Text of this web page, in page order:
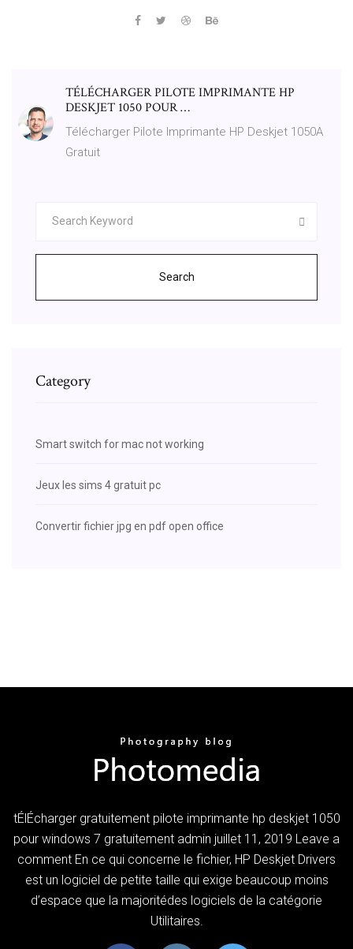
TÉLÉCHARGER PILOTE IMPRIMANTE HP
DESKJET 1050 POUR …
Télécharger Pilote Imprimante HP Deskjet 1050A
Gratuit
Search
Category
Smart switch for mac not working
Jeux les sims 4 gratuit pc
Convertir fichier jpg en pdf open office
tÉlÉcharger gratuitement pilote imprimante hp deskjet 1050
pour windows 7 gratuitement admin juillet 11, 2019 Leave a
comment En ce qui concerne le fichier, HP Deskjet Drivers
est un logiciel de petite taille qui exige beaucoup moins
d’espace que la majoritédes logiciels de la catégorie
Utilitaires.